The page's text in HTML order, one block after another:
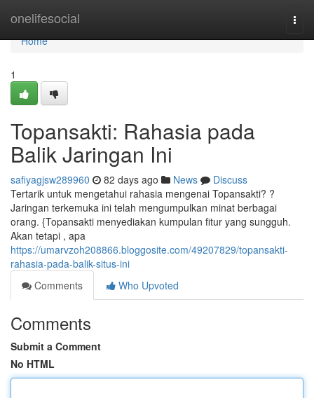
onelifesocial
Home
Home
1
Topansakti: Rahasia pada
Balik Jaringan Ini
safiyagjsw289960 82 days ago News
Discuss
Tertarik untuk mengetahui rahasia mengenai Topansakti? ?
Jaringan terkemuka ini telah mengumpulkan minat berbagai
orang. {Topansakti menyediakan kumpulan fitur yang sungguh.
Akan tetapi , apa
https://umarvzoh208866.bloggosite.com/49207829/topansakti-
rahasia-pada-balik-situs-ini
Comments
Who Upvoted
Comments
Submit a Comment
No HTML